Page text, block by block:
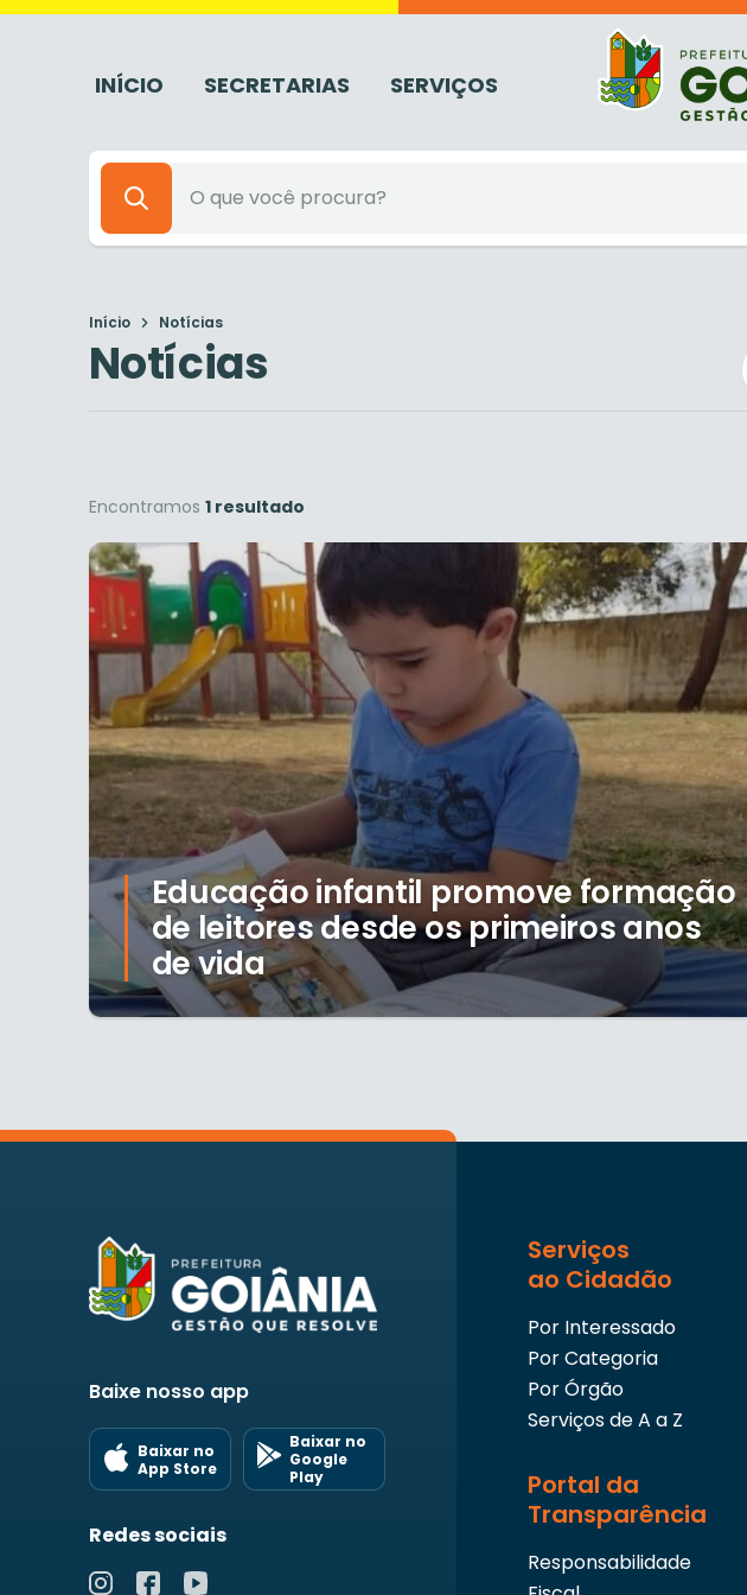
INÍCIO SECRETARIAS SERVIÇOS
Início Notícias
Notícias
Encontramos 1 resultado
Educação infantil promove formação
de leitores desde os primeiros anos
de vida
Baixe nosso app
Baixar no
App Store
Baixar no
Google
Play
Redes sociais
Serviços
ao Cidadão
Por Interessado
Por Categoria
Por Órgão
Serviços de A a Z
Portal da
Transparência
Responsabilidade